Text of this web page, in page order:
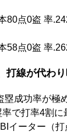
80点0盗 率
58点0盗 率
打線が代わ
塁成功率が極
率で打率4割
イーター（